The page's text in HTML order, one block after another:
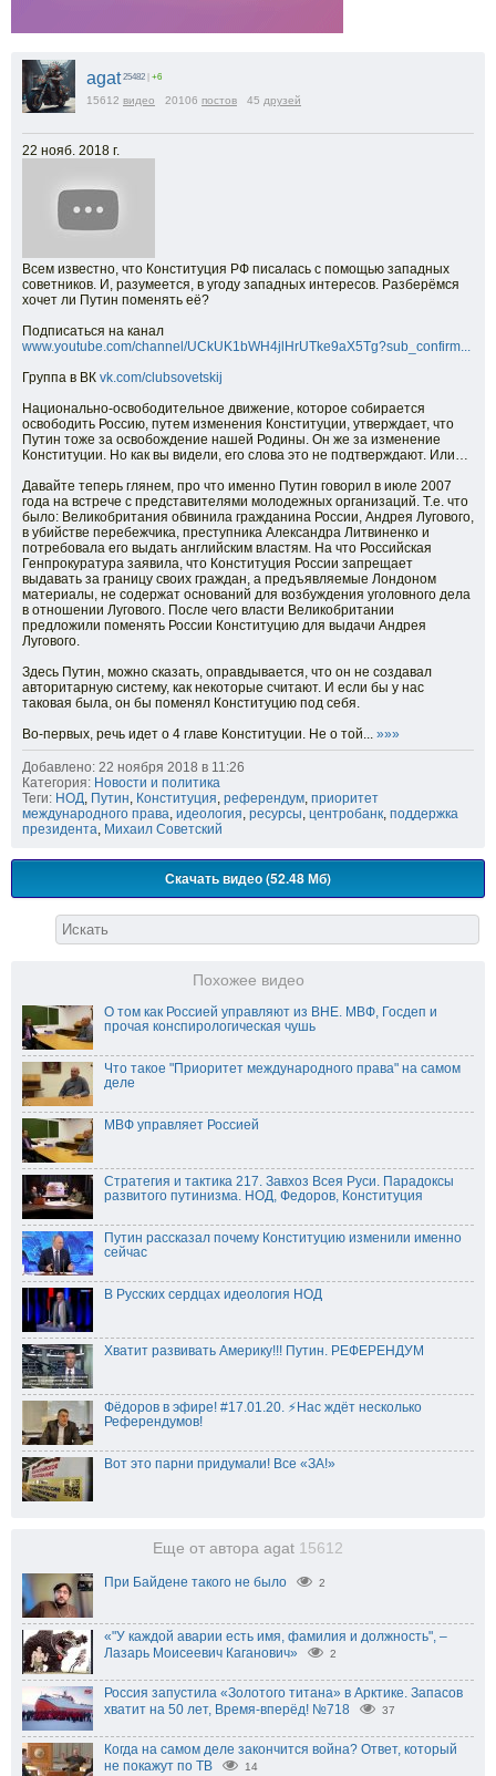
agat 25482 +6
15612 видео 20106 постов 45 друзей
22 нояб. 2018 г.
Всем известно, что Конституция РФ писалась с помощью западных
советников. И, разумеется, в угоду западных интересов. Разберёмся
хочет ли Путин поменять её?
Подписаться на канал
www.youtube.com/channel/UCkUK1bWH4jlHrUTke9aX5Tg?sub_confirm...
Группа в ВК vk.com/clubsovetskij
Национально-освободительное движение, которое собирается
освободить Россию, путем изменения Конституции, утверждает, что
Путин тоже за освобождение нашей Родины. Он же за изменение
Конституции. Но как вы видели, его слова это не подтверждают. Или…
Давайте теперь глянем, про что именно Путин говорил в июле 2007
года на встрече с представителями молодежных организаций. Т.е. что
было: Великобритания обвинила гражданина России, Андрея Лугового,
в убийстве перебежчика, преступника Александра Литвиненко и
потребовала его выдать английским властям. На что Российская
Генпрокуратура заявила, что Конституция России запрещает
выдавать за границу своих граждан, а предъявляемые Лондоном
материалы, не содержат оснований для возбуждения уголовного дела
в отношении Лугового. После чего власти Великобритании
предложили поменять России Конституцию для выдачи Андрея
Лугового.
Здесь Путин, можно сказать, оправдывается, что он не создавал
авторитарную систему, как некоторые считают. И если бы у нас
таковая была, он бы поменял Конституцию под себя.
Во-первых, речь идет о 4 главе Конституции. Не о той... »»»
Добавлено: 22 ноября 2018 в 11:26
Категория: Новости и политика
Теги: НОД, Путин, Конституция, референдум, приоритет
международного права, идеология, ресурсы, центробанк, поддержка
президента, Михаил Советский
Скачать видео (52.48 Мб)
Похожее видео
О том как Россией управляют из ВНЕ. МВФ, Госдеп и
прочая конспирологическая чушь
Что такое "Приоритет международного права" на самом
деле
МВФ управляет Россией
Стратегия и тактика 217. Завхоз Всея Руси. Парадоксы
развитого путинизма. НОД, Федоров, Конституция
Путин рассказал почему Конституцию изменили именно
сейчас
В Русских сердцах идеология НОД
Хватит развивать Америку!!! Путин. РЕФЕРЕНДУМ
Фёдоров в эфире! #17.01.20. ⚡️Нас ждёт несколько
Референдумов!
Вот это парни придумали! Все «ЗА!»
Еще от автора agat 15612
При Байдене такого не было 2
«"У каждой аварии есть имя, фамилия и должность", –
Лазарь Моисеевич Каганович»
2
Россия запустила «Золотого титана» в Арктике. Запасов
хватит на 50 лет, Время-вперёд! №718
37
Когда на самом деле закончится война? Ответ, который
не покажут по ТВ
14